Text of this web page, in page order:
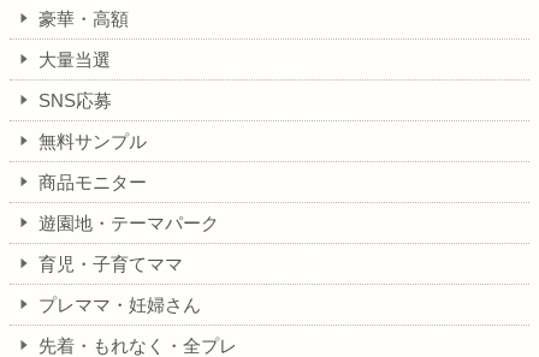
豪華・高額
大量当選
SNS応募
無料サンプル
商品モニター
遊園地・テーマパーク
育児・子育てママ
プレママ・妊婦さん
先着・もれなく・全プレ